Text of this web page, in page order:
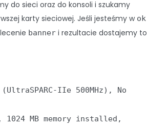
do sieci oraz do konsoli i szukamy
karty sieciowej. Jeśli jesteśmy w ok
banner i rezultacie dostajemy to
IIe 500MHz), No
1024 MB memory installed,